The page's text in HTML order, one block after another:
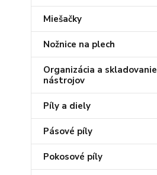
Miešačky
Nožnice na plech
Organizácia a skladovanie
nástrojov
Píly a diely
Pásové píly
Pokosové píly